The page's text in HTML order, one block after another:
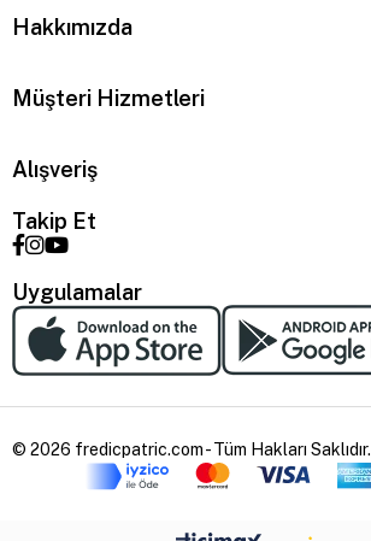
Hakkımızda
Müşteri Hizmetleri
Alışveriş
Takip Et
Uygulamalar
© 2026 fredicpatric.com - Tüm Hakları Saklıdır.